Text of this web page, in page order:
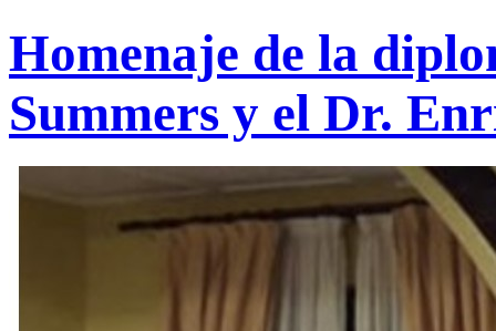
Homenaje de la
Summers y el Dr.